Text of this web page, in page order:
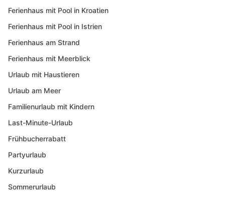
Ferienhaus mit Pool in Kroatien
Ferienhaus mit Pool in Istrien
Ferienhaus am Strand
Ferienhaus mit Meerblick
Urlaub mit Haustieren
Urlaub am Meer
Familienurlaub mit Kindern
Last-Minute-Urlaub
Frühbucherrabatt
Partyurlaub
Kurzurlaub
Sommerurlaub